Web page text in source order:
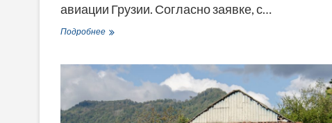
авиации Грузии. Согласно заявке, с…
ПодробнееНемецкая
начинает
полеты
Грузию